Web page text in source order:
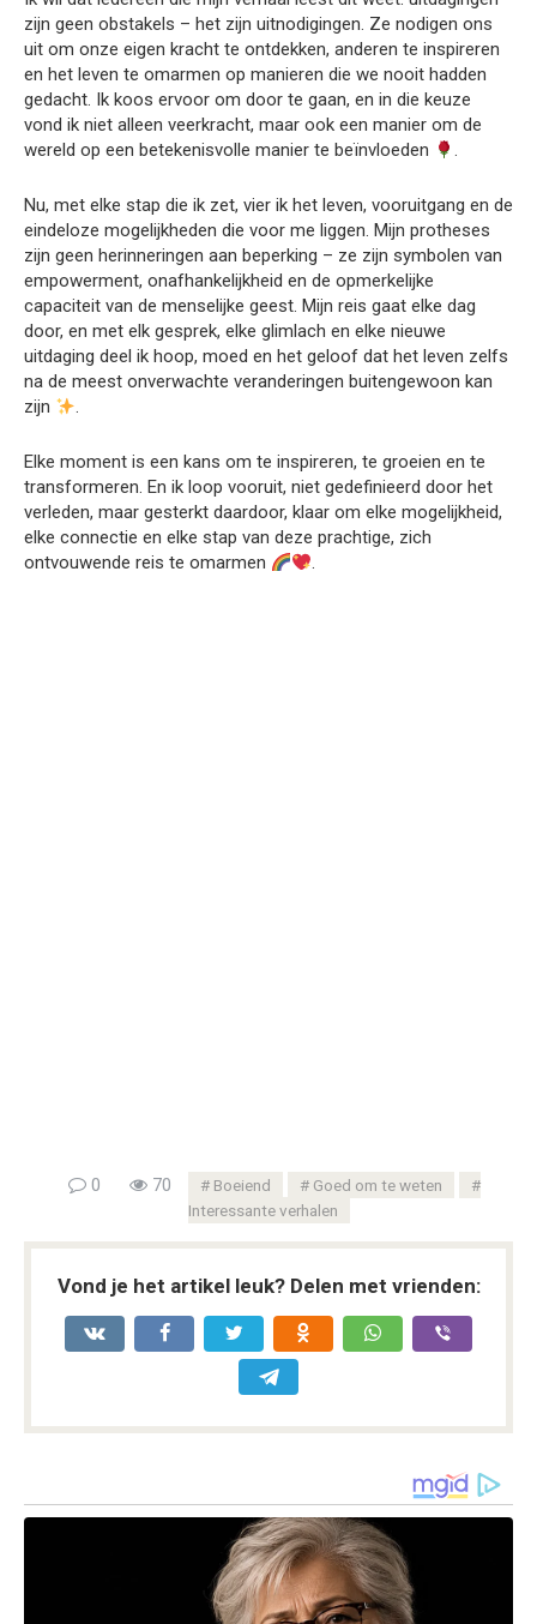
zijn geen obstakels – het zijn uitnodigingen. Ze nodigen ons
uit om onze eigen kracht te ontdekken, anderen te inspireren
en het leven te omarmen op manieren die we nooit hadden
gedacht. Ik koos ervoor om door te gaan, en in die keuze
vond ik niet alleen veerkracht, maar ook een manier om de
wereld op een betekenisvolle manier te beïnvloeden
.
Nu, met elke stap die ik zet, vier ik het leven, vooruitgang en de
eindeloze mogelijkheden die voor me liggen. Mijn protheses
zijn geen herinneringen aan beperking – ze zijn symbolen van
empowerment, onafhankelijkheid en de opmerkelijke
capaciteit van de menselijke geest. Mijn reis gaat elke dag
door, en met elk gesprek, elke glimlach en elke nieuwe
uitdaging deel ik hoop, moed en het geloof dat het leven zelfs
na de meest onverwachte veranderingen buitengewoon kan
zijn
.
Elke moment is een kans om te inspireren, te groeien en te
transformeren. En ik loop vooruit, niet gedefinieerd door het
verleden, maar gesterkt daardoor, klaar om elke mogelijkheid,
elke connectie en elke stap van deze prachtige, zich
ontvouwende reis te omarmen
.
0 70 Boeiend
Goed om te weten
Interessante verhalen
Vond je het artikel leuk? Delen met vrienden: